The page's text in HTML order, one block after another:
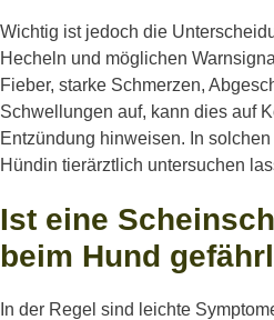
Wichtig ist jedoch die
Hecheln und möglichen
Fieber, starke Schmerzen,
Schwellungen auf, kann dies auf
Entzündung hinweisen. In
Hündin tierärztlich untersuchen
Ist eine
beim Hund
In der Regel sind leichte